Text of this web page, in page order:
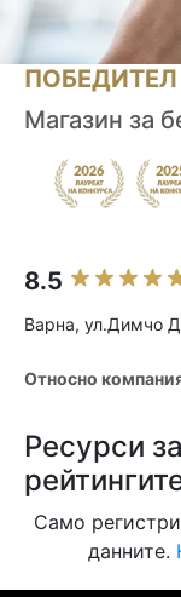
Магазин за
8.5
Варна, ул.Димчо
Относно
Ресурси
Само
данните.